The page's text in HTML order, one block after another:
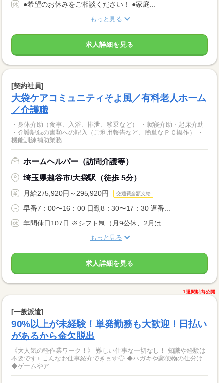
●希望のお休みをご相談ください！ ●家庭...
もっと見る
求人詳細を見る
[契約社員]
大袋ケアコミュニティそよ風／有料老人ホーム
／介護職
・身体介助（食事、入浴、排泄、移乗など） ・就寝介助・起床介助
・介護記録の書類への記入（ご利用報告など、簡単なＰＣ操作） ・
機能訓練補助業務 ...
ホームヘルパー（訪問介護等）
埼玉県越谷市/大袋駅（徒歩 5分）
月給275,920円～295,920円 交通費全額支給
早番7：00〜16：00 日勤8：30〜17：30 遅番...
年間休日107日 ※シフト制（月9公休、2月は...
もっと見る
求人詳細を見る
1週間以内公開
[一般派遣]
90%以上が未経験！単発勤務も大歓迎！日払い
があるから金欠脱出
《大人気の軽作業ワーク！》 難しい仕事な一切なし！ 知識や経験は
不要です♪ こんなお仕事紹介できます◎ ◆ハガキや郵便物の仕分け
◆ゲームやア...